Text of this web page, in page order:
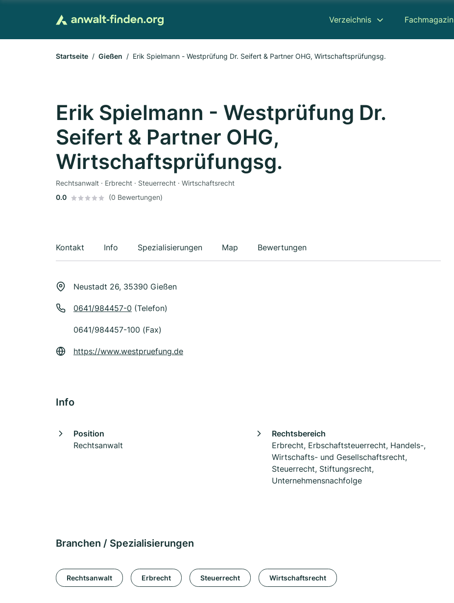
Verzeichnis Fachmagazin
Startseite Gießen Erik Spielmann - Westprüfung Dr. Seifert & Partner OHG, Wirtschaftsprüfungsg.
Erik Spielmann - Westprüfung Dr.
Seifert & Partner OHG,
Wirtschaftsprüfungsg.
Rechtsanwalt · Erbrecht · Steuerrecht · Wirtschaftsrecht
0.0
(0 Bewertungen)
Kontakt Info Spezialisierungen Map Bewertungen
Neustadt 26, 35390 Gießen
0641/984457-0 (Telefon)
0641/984457-100 (Fax)
https://www.westpruefung.de
Info
Position
Rechtsanwalt
Rechtsbereich
Erbrecht, Erbschaftsteuerrecht, Handels-,
Wirtschafts- und Gesellschaftsrecht,
Steuerrecht, Stiftungsrecht,
Unternehmensnachfolge
Branchen / Spezialisierungen
Rechtsanwalt Erbrecht Steuerrecht Wirtschaftsrecht